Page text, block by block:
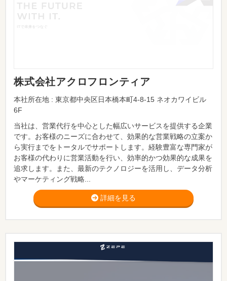
株式会社アクロフロンティア
本社所在地 : 東京都中央区日本橋本町4-8-15 ネオカワイビル
6F
当社は、営業代行を中心とした幅広いサービスを提供する企業
です。お客様のニーズに合わせて、効果的な営業戦略の立案か
ら実行までをトータルでサポートします。経験豊富な専門家が
お客様の代わりに営業活動を行い、効率的かつ効果的な成果を
追求します。また、最新のテクノロジーを活用し、データ分析
やマーケティング戦略...
詳細を見る